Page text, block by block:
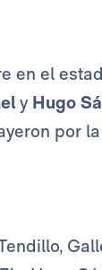
en el
y Hugo
por